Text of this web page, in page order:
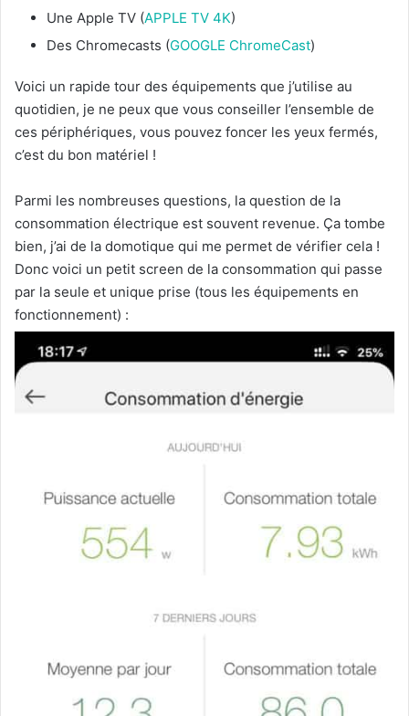
Une Apple TV (APPLE TV 4K)
Des Chromecasts (GOOGLE ChromeCast)
Voici un rapide tour des équipements que j’utilise au
quotidien, je ne peux que vous conseiller l’ensemble de
ces périphériques, vous pouvez foncer les yeux fermés,
c’est du bon matériel !
Parmi les nombreuses questions, la question de la
consommation électrique est souvent revenue. Ça tombe
bien, j’ai de la domotique qui me permet de vérifier cela !
Donc voici un petit screen de la consommation qui passe
par la seule et unique prise (tous les équipements en
fonctionnement) :